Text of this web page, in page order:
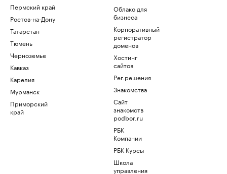
Пермский край
Ростов-на-Дону
Татарстан
Тюмень
Черноземье
Кавказ
Карелия
Мурманск
Приморский
край
Облако для
бизнеса
Корпоративный
регистратор
доменов
Хостинг
сайтов
Рег.решения
Знакомства
Сайт
знакомств
podbor.ru
РБК
Компании
РБК Курсы
Школа
управления